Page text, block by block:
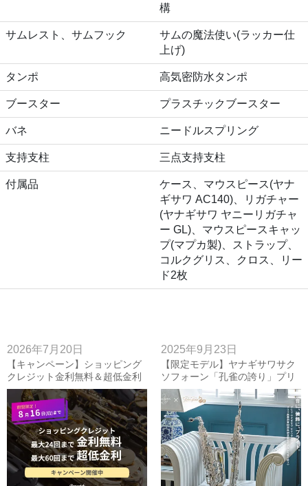
構
サムレスト、サムフック
サムの魔法使い(ラッカー仕
上げ)
タンポ 高気密防水タンポ
ブースター プラスチックブースター
バネ ニードルスプリング
支持支柱 三点支持支柱
付属品
ケース、マウスピース(ヤナ
ギサワ AC140)、リガチャー
(ヤナギサワ ヤニーリガチャ
ー GL)、マウスピースキャッ
プ(マプカ製)、ストラップ、
コルクグリス、クロス、リー
ド2枚
2026年7月20日
【キャンペーン】ショッピング
クレジット金利無料＆超低金利
キャンペーン~8/16(日)
2025年9月23日
【限定モデル】ヤナギサワサク
ソフォーン「孔雀の誇り」プリ
マ楽器創業80周年記念モデル！
アルト、ソプラノ入荷しまし
た！